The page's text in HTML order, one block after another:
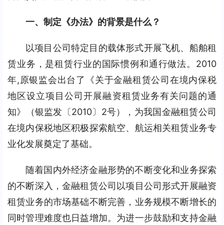
一、制定《办法》的背景是什么？
以项目公司特定目的载体形式开展飞机、船舶租
赁业务，是租赁行业的国际惯例和通行做法。2010
年,原银监会出台了《关于金融租赁公司在境内保税
地区设立项目公司开展融资租赁业务有关问题的通
知》（银监发〔2010〕2号），为我国金融租赁公司
在境内保税地区积极探索航空、航运相关租赁业务专
业化发展奠定了基础。
随着国内外经济金融形势的不断变化和业务探索
的不断深入，金融租赁公司以项目公司形式开展融资
租赁业务的市场基础不断完善，业务规模不断增长的
同时管理难度也日益增加。为进一步鼓励和支持金融